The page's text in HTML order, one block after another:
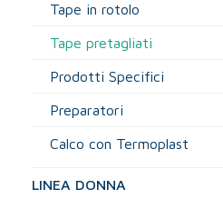
Tape in rotolo
Tape pretagliati
Prodotti Specifici
Preparatori
Calco con Termoplast
LINEA DONNA